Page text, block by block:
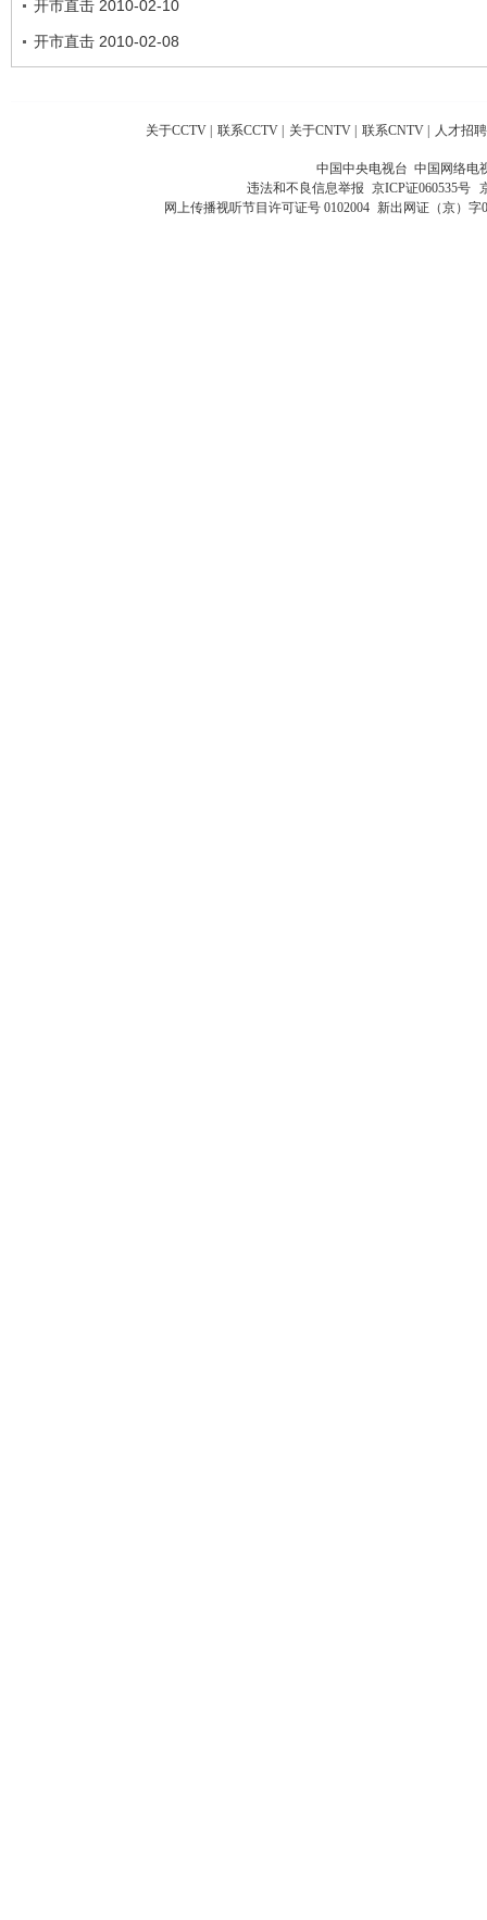
开市直击 2010-02-10
开市直击 2010-02-08
关于CCTV | 联系CCTV | 关于CNTV | 联系CNTV | 人才招聘
中国中央电视台 中国网络电
违法和不良信息举报 京ICP证060535号
网上传播视听节目许可证号 0102004 新出网证（京）